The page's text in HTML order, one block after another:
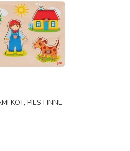
KOT, PIES I INNE